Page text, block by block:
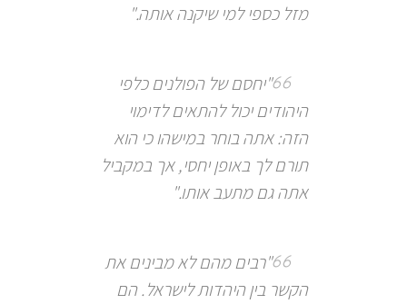
מזל כספי למי שיקנה אותה."
"יחסם של הפולנים כלפי
היהודים יכול להתאים לדימוי
הזה: אתה בוחר במישהו כי הוא
תורם לך באופן יחסי, אך במקביל
אתה גם מתעב אותו."
"רבים מהם לא מבינים את
הקשר בין היהדות לישראל. הם